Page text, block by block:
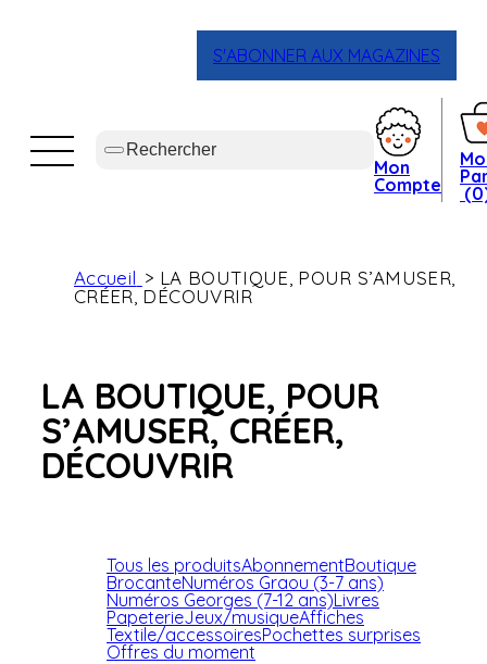
S'ABONNER AUX MAGAZINES
Mon
Compte
Accueil
LA BOUTIQUE, POUR S’AMUSER,
CRÉER, DÉCOUVRIR
LA BOUTIQUE, POUR
S’AMUSER, CRÉER,
DÉCOUVRIR
Tous les produitsAbonnementBoutique
BrocanteNuméros Graou (3-7 ans)
Numéros Georges (7-12 ans)Livres
PapeterieJeux/musiqueAffiches
Textile/accessoiresPochettes surprises
Offres du moment